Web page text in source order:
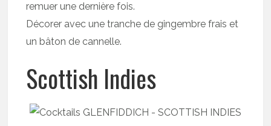
remuer une dernière fois.
Décorer avec une tranche de gingembre frais et
un bâton de cannelle.
Scottish Indies